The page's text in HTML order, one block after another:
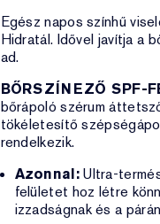
Egész napos színhű
Hidratál. Idővel javítja a
ad.
BŐRSZÍNEZŐ SPF-
bőrápoló szérum
tökéletesítő
rendelkezik.
Azonnal:Ultra-
felületet hoz létre
izzadságnak és a